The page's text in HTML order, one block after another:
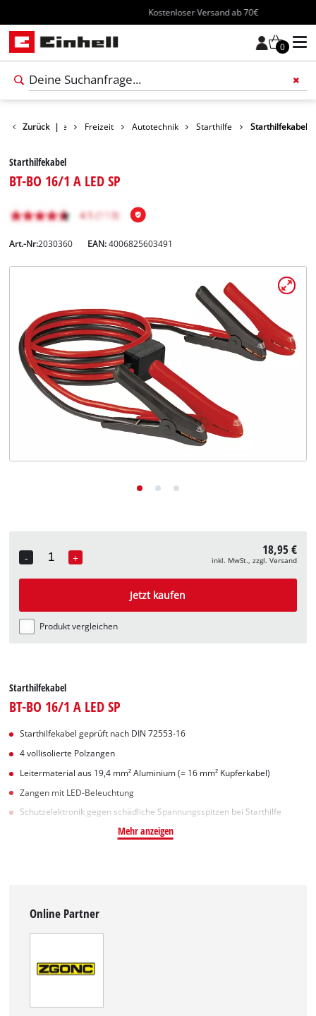
Kostenloser Versand ab 70€
0
Deutsch
DEDeutsch
English
Zurück |
Produkte Freizeit Autotechnik Starthilfe Starthilfekabel
Starthilfekabel
BT-BO 16/1 A LED SP
Art.-Nr:2030360 EAN:4006825603491
-
Quantity
+ 18,95 €
inkl. MwSt., zzgl. Versand
Jetzt kaufen
Produkt vergleichen
Starthilfekabel
BT-BO 16/1 A LED SP
Starthilfekabel geprüft nach DIN 72553-16
4 vollisolierte Polzangen
Leitermaterial aus 19,4 mm² Aluminium (= 16 mm² Kupferkabel)
Zangen mit LED-Beleuchtung
Schutzelektronik gegen schädliche Spannungsspitzen bei Starthilfe
Mehr anzeigen
Online Partner